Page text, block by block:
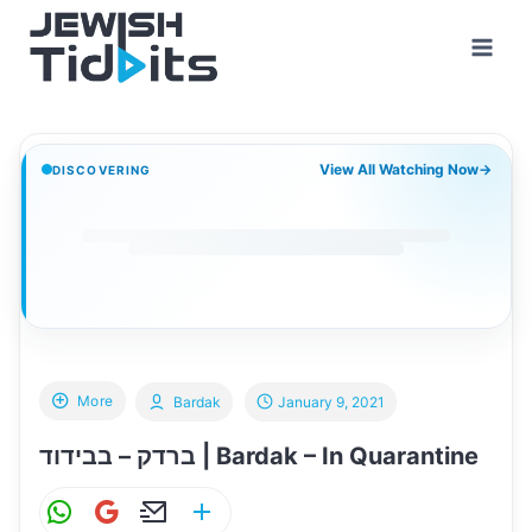
content
DISCOVERING View All Watching Now→
More
ברדק – בבידוד | Bardak – In Quarantine
Bardak January 9, 2021
W G
E